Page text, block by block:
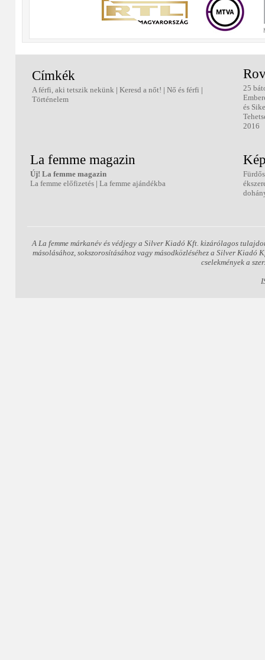
Címkék
A férfi, aki tetszik nekünk | Keresd a nőt! | Nő és férfi |
Történelem
25
és
2016
La femme magazin
Új! La femme magazin
La femme előfizetés | La femme ajándékba
A La femme márkanév és védjegy a Silver Kiadó Kft. kizárólagos
másolásához, sokszorosításához vagy másodközléséhez a Silver
cselekmények a